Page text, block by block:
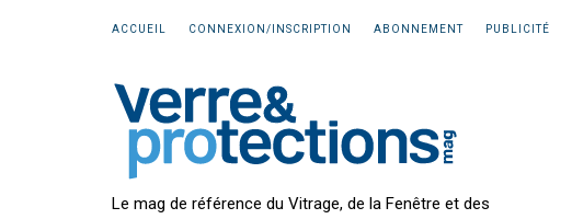
ACCUEIL CONNEXION/INSCRIPTION ABONNEMENT PUBLICITÉ
Le mag de référence du Vitrage, de la Fenêtre et des